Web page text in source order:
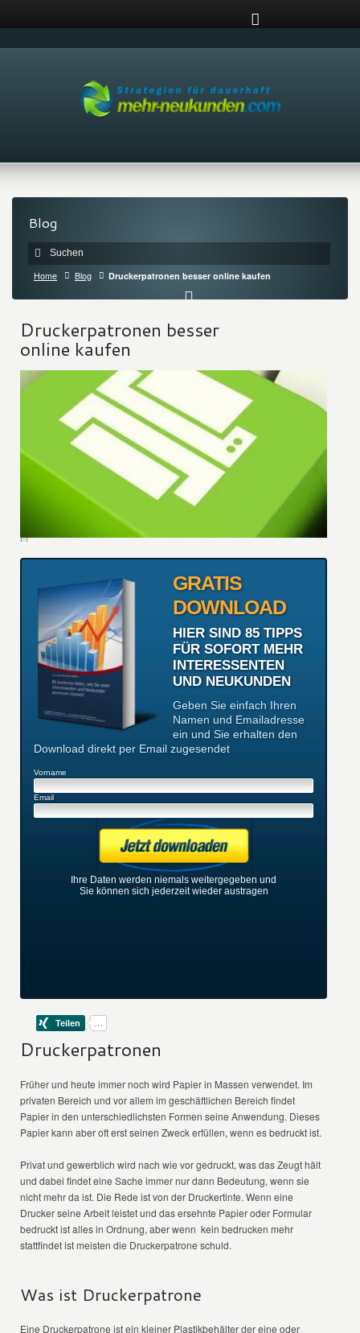
Blog
Home Blog Druckerpatronen besser online kaufen
Druckerpatronen besser
online kaufen
GRATIS
DOWNLOAD
HIER SIND 85 TIPPS
FÜR SOFORT MEHR
INTERESSENTEN
UND NEUKUNDEN
Geben Sie einfach Ihren
Namen und Emailadresse
ein und Sie erhalten den
Download direkt per Email zugesendet
Vorname
Email
Ihre Daten werden niemals weitergegeben und
Sie können sich jederzeit wieder austragen
Druckerpatronen
Früher und heute immer noch wird Papier in Massen verwendet. Im
privaten Bereich und vor allem im geschäftlichen Bereich findet
Papier in den unterschiedlichsten Formen seine Anwendung. Dieses
Papier kann aber oft erst seinen Zweck erfüllen, wenn es bedruckt ist.
Privat und gewerblich wird nach wie vor gedruckt, was das Zeugt hält
und dabei findet eine Sache immer nur dann Bedeutung, wenn sie
nicht mehr da ist. Die Rede ist von der Druckertinte. Wenn eine
Drucker seine Arbeit leistet und das ersehnte Papier oder Formular
bedruckt ist alles in Ordnung, aber wenn kein bedrucken mehr
stattfindet ist meisten die Druckerpatrone schuld.
Was ist Druckerpatrone
Eine Druckerpatrone ist ein kleiner Plastikbehälter der eine oder